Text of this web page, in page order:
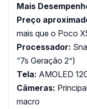
Mais
Preço
mais que o Poco
Processador:
“7s Geração 2”)
Tela: AMOLED
Câmeras:
macro